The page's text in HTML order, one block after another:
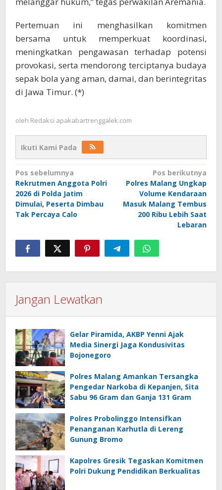
Pertemuan ini menghasilkan komitmen
bersama untuk memperkuat koordinasi,
meningkatkan pengawasan terhadap potensi
provokasi, serta mendorong terciptanya budaya
sepak bola yang aman, damai, dan berintegritas
di Jawa Timur. (*)
oleh Redaksi apakabartrenggalek.com
Ikuti Kami Pada
Navigasi
pos
Pos sebelumnya
Rekrutmen Anggota Polri
2026 di Polda Jatim
Dimulai, Peserta Dimbau
Tak Percaya Calo
Pos berikutnya
Polres Malang Ungkap
Volume Kendaraan
Masuk Malang Tembus
200 Ribu Lebih Saat
Lebaran
Jangan Lewatkan
Gelar Piramida, AKBP Yenni Ajak
Media Sinergi Jaga Kondusivitas
Bojonegoro
Polres Malang Amankan Tersangka
Pengedar Narkoba di Kepanjen, Sita
Sabu 96 Gram dan Ganja 131 Gram
Polres Probolinggo Intensifkan
Penanganan Karhutla di Lereng
Gunung Bromo
Kapolres Gresik Tegaskan Komitmen
Polri Dukung Pendidikan Berkualitas